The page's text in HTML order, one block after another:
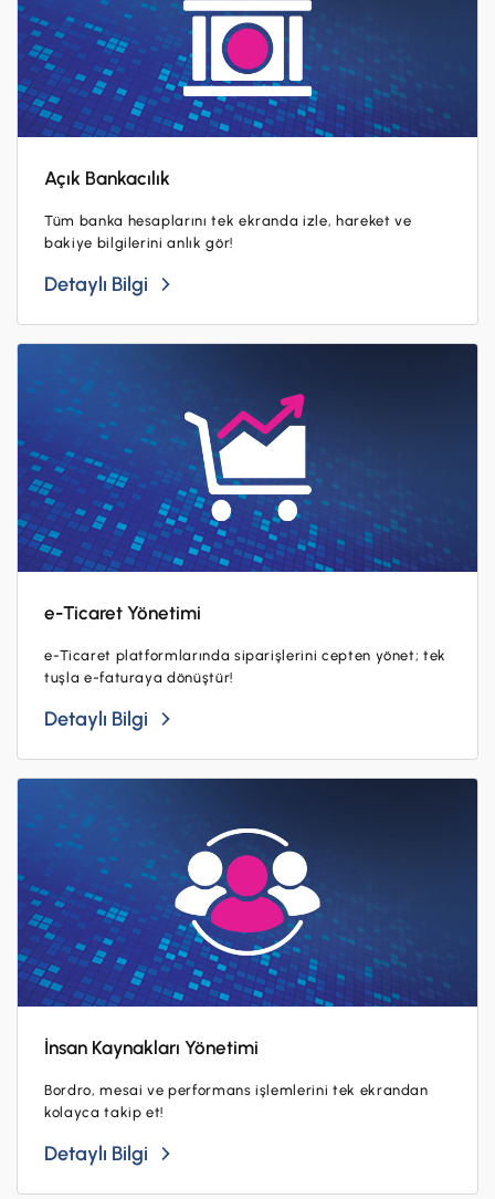
Açık Bankacılık
Tüm banka hesaplarını tek ekranda izle, hareket ve
bakiye bilgilerini anlık gör!
Detaylı Bilgi
e-Ticaret Yönetimi
e-Ticaret platformlarında siparişlerini cepten yönet; tek
tuşla e-faturaya dönüştür!
Detaylı Bilgi
İnsan Kaynakları Yönetimi
Bordro, mesai ve performans işlemlerini tek ekrandan
kolayca takip et!
Detaylı Bilgi